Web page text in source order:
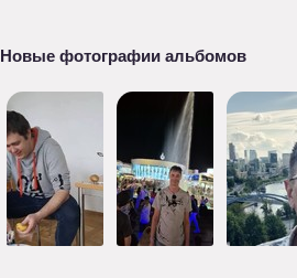
Новые фотографии альбомов